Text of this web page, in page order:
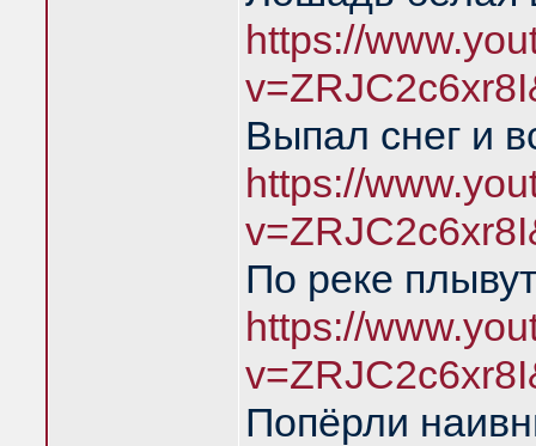
https://
Выпал снег и
https://
По реке
https://
Попёрли